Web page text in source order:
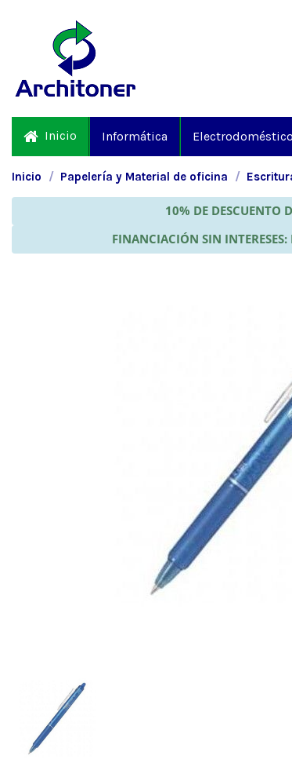
Inicio Informática
Inicio Papelería y Material de oficina
10% DE DESCUENTO
FINANCIACIÓN SIN